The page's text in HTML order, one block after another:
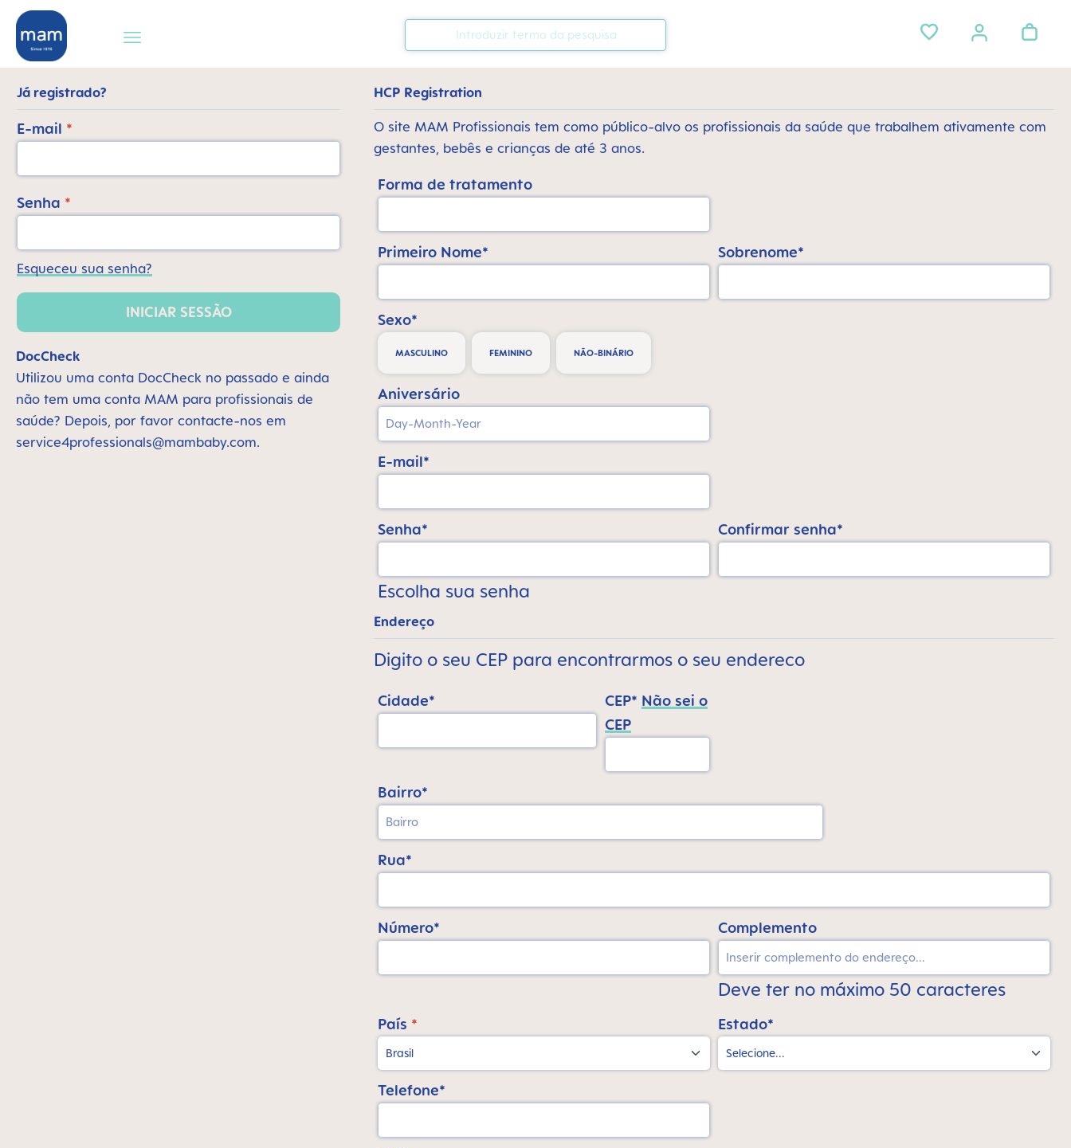
Já registrado?
E-mail *
Senha *
Esqueceu sua senha?
INICIAR SESSÃO
DocCheck
Utilizou uma conta DocCheck no passado e ainda
não tem uma conta MAM para profissionais de
saúde? Depois, por favor contacte-nos em
service4professionals@mambaby.com.
HCP Registration
O site MAM Profissionais tem como público-alvo os profissionais da saúde que trabalhem ativamente com
gestantes, bebês e crianças de até 3 anos.
Forma de tratamento
Primeiro Nome* Sobrenome*
Sexo*
MASCULINO FEMININO NÃO-BINÁRIO
Aniversário
E-mail*
Senha*
Escolha sua senha
Confirmar senha*
Endereço
Digito o seu CEP para encontrarmos o seu endereco
Cidade* CEP* Não sei o
CEP
Bairro*
Rua*
Número* Complemento
Deve ter no máximo 50 caracteres
País * Estado*
Telefone*